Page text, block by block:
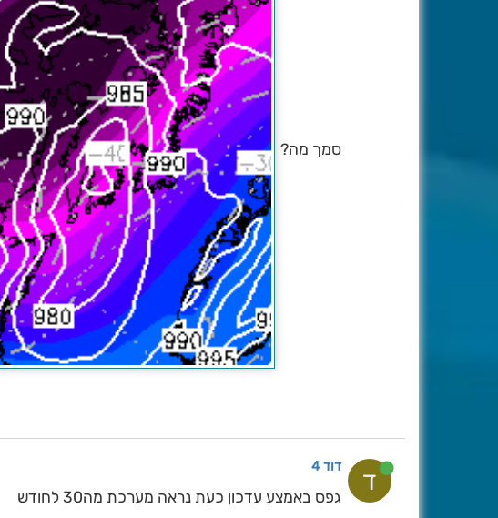
סמך מה?
ד דוד 4
גפס באמצע עדכון כעת נראה מערכת מה30 לחודש